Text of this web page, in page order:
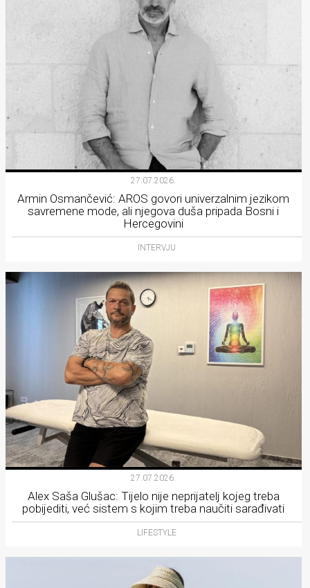
27.07.2026.
Armin Osmančević: AROS govori univerzalnim jezikom
savremene mode, ali njegova duša pripada Bosni i
Hercegovini
INTERVJU
27.07.2026.
Alex Saša Glušac: Tijelo nije neprijatelj kojeg treba
pobijediti, već sistem s kojim treba naučiti sarađivati
LIFESTYLE